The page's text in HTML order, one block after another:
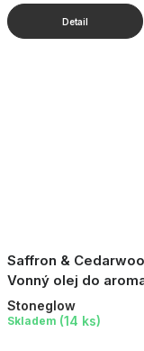
Saffron &
Vonný olej do
15 ml
Stoneglow
Skladem (14 ks)